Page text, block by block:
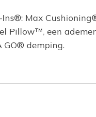
Max
Pillow™, een
GO® demping.